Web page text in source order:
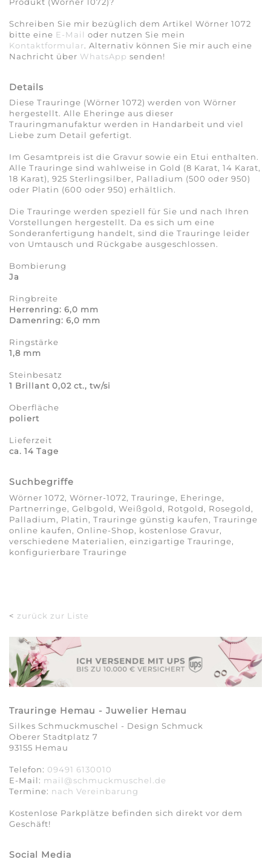
Produkt (Wörner 1072)?
Schreiben Sie mir bezüglich dem Artikel Wörner 1072
bitte eine E-Mail oder nutzen Sie mein
Kontaktformular. Alternativ können Sie mir auch eine
Nachricht über WhatsApp senden!
Details
Diese Trauringe (Wörner 1072) werden von Wörner
hergestellt. Alle Eheringe aus dieser
Trauringmanufaktur werden in Handarbeit und viel
Liebe zum Detail gefertigt.
Im Gesamtpreis ist die Gravur sowie ein Etui enthalten.
Alle Trauringe sind wahlweise in Gold (8 Karat, 14 Karat,
18 Karat), 925 Sterlingsilber, Palladium (500 oder 950)
oder Platin (600 oder 950) erhältlich.
Die Trauringe werden speziell für Sie und nach Ihren
Vorstellungen hergestellt. Da es sich um eine
Sonderanfertigung handelt, sind die Trauringe leider
von Umtausch und Rückgabe ausgeschlossen.
Bombierung
Ja
Ringbreite
Herrenring: 6,0 mm
Damenring: 6,0 mm
Ringstärke
1,8 mm
Steinbesatz
1 Brillant 0,02 ct., tw/si
Oberfläche
poliert
Lieferzeit
ca. 14 Tage
Suchbegriffe
Wörner 1072, Wörner-1072, Trauringe, Eheringe,
Partnerringe, Gelbgold, Weißgold, Rotgold, Rosegold,
Palladium, Platin, Trauringe günstig kaufen, Trauringe
online kaufen, Online-Shop, kostenlose Gravur,
verschiedene Materialien, einzigartige Trauringe,
konfigurierbare Trauringe
< zurück zur Liste
Trauringe Hemau - Juwelier Hemau
Silkes Schmuckmuschel - Design Schmuck
Oberer Stadtplatz 7
93155 Hemau
Telefon: 09491 6130010
E-Mail: mail@schmuckmuschel.de
Termine: nach Vereinbarung​​​​​​​
Kostenlose Parkplätze befinden sich direkt vor dem
Geschäft!
Social Media